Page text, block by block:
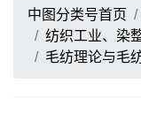
中图分类号首页
纺织工业、染
毛纺理论与毛